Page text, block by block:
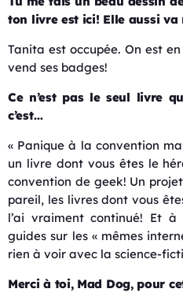
ton livre est ici! Elle aussi va
Tanita est occupée. On est
vend ses badges!
Ce n’est pas le seul livre
c’est…
« Panique à la convention
un livre dont vous êtes le
convention de geek! Un
pareil, les livres dont vous
l’ai vraiment continué! Et
guides sur les « mêmes
rien à voir avec la science-
Merci à toi, Mad Dog, pour